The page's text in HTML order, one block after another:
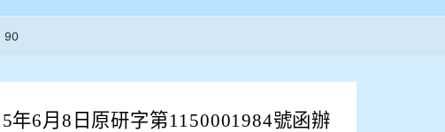
90
年6月8日原研字第1150001984號函辦